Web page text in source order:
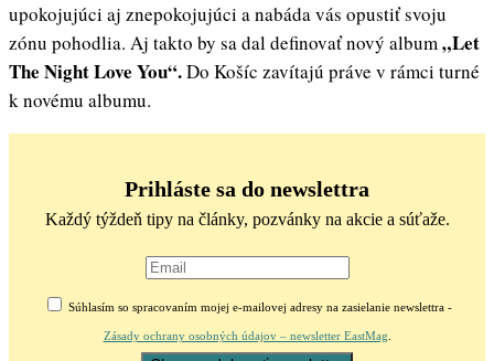
upokojujúci aj znepokojujúci a nabáda vás opustiť svoju
zónu pohodlia. Aj takto by sa dal definovať nový album„Let
The Night Love You“.Do Košíc zavítajú práve v rámci turné
k novému albumu.
Prihláste sa do newslettra
Každý týždeň tipy na články, pozvánky na akcie a súťaže.
Súhlasím so spracovaním mojej e-mailovej adresy na zasielanie newslettra -
Zásady ochrany osobných údajov – newsletter EastMag